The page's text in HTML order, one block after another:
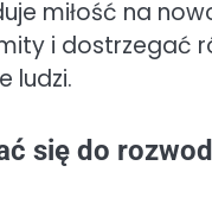
miłość na
i dostrzegać
ludzi.
się do